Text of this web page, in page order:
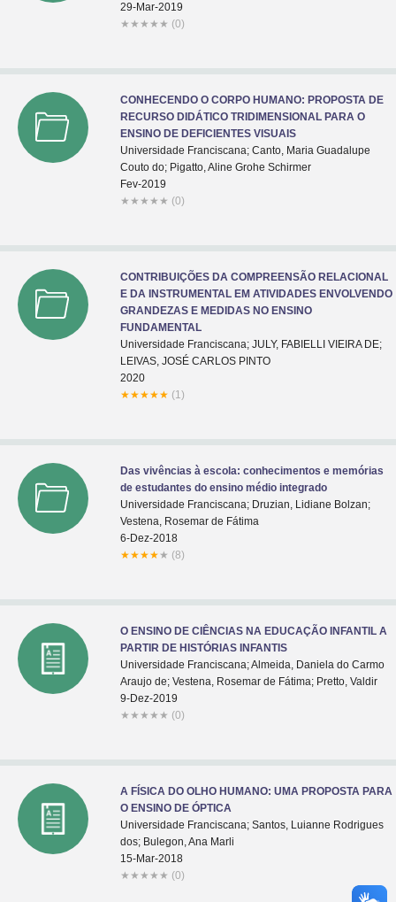
29-Mar-2019
★ ★ ★ ★ ★ (0)
CONHECENDO O CORPO HUMANO: PROPOSTA DE
RECURSO DIDÁTICO TRIDIMENSIONAL PARA O
ENSINO DE DEFICIENTES VISUAIS
Universidade Franciscana; Canto, Maria Guadalupe
Couto do; Pigatto, Aline Grohe Schirmer
Fev-2019
★ ★ ★ ★ ★ (0)
CONTRIBUIÇÕES DA COMPREENSÃO RELACIONAL
E DA INSTRUMENTAL EM ATIVIDADES ENVOLVENDO
GRANDEZAS E MEDIDAS NO ENSINO
FUNDAMENTAL
Universidade Franciscana; JULY, FABIELLI VIEIRA DE;
LEIVAS, JOSÉ CARLOS PINTO
2020
★★★★★ (1)
Das vivências à escola: conhecimentos e memórias
de estudantes do ensino médio integrado
Universidade Franciscana; Druzian, Lidiane Bolzan;
Vestena, Rosemar de Fátima
6-Dez-2018
★★★★★ (8)
O ENSINO DE CIÊNCIAS NA EDUCAÇÃO INFANTIL A
PARTIR DE HISTÓRIAS INFANTIS
Universidade Franciscana; Almeida, Daniela do Carmo
Araujo de; Vestena, Rosemar de Fátima; Pretto, Valdir
9-Dez-2019
★ ★ ★ ★ ★ (0)
A FÍSICA DO OLHO HUMANO: UMA PROPOSTA PARA
O ENSINO DE ÓPTICA
Universidade Franciscana; Santos, Luianne Rodrigues
dos; Bulegon, Ana Marli
15-Mar-2018
★ ★ ★ ★ ★ (0)